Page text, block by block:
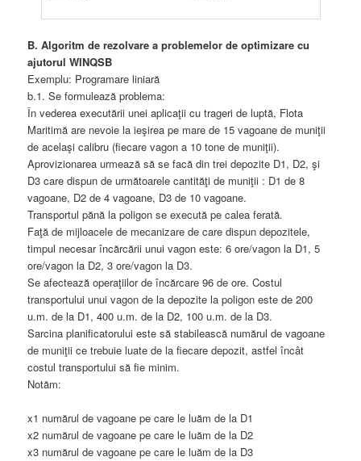
B. Algoritm de rezolvare a problemelor de optimizare cu
ajutorul WINQSB
Exemplu: Programare liniară
b.1. Se formulează problema:
În vederea executării unei aplicaţii cu trageri de luptă, Flota
Maritimă are nevoie la ieşirea pe mare de 15 vagoane de muniţii
de acelaşi calibru (fiecare vagon a 10 tone de muniţii).
Aprovizionarea urmează să se facă din trei depozite D1, D2, şi
D3 care dispun de următoarele cantităţi de muniţii : D1 de 8
vagoane, D2 de 4 vagoane, D3 de 10 vagoane.
Transportul pănă la poligon se execută pe calea ferată.
Faţă de mijloacele de mecanizare de care dispun depozitele,
timpul necesar încărcării unui vagon este: 6 ore/vagon la D1, 5
ore/vagon la D2, 3 ore/vagon la D3.
Se afectează operaţiilor de încărcare 96 de ore. Costul
transportului unui vagon de la depozite la poligon este de 200
u.m. de la D1, 400 u.m. de la D2, 100 u.m. de la D3.
Sarcina planificatorului este să stabilească numărul de vagoane
de muniţii ce trebuie luate de la fiecare depozit, astfel încât
costul transportului să fie minim.
Notăm:
x1 numărul de vagoane pe care le luăm de la D1
x2 numărul de vagoane pe care le luăm de la D2
x3 numărul de vagoane pe care le luăm de la D3